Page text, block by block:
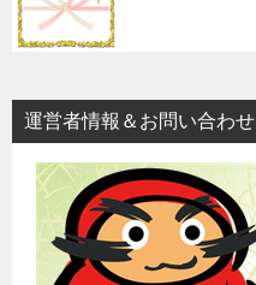
運営者情報＆お問い合わせ